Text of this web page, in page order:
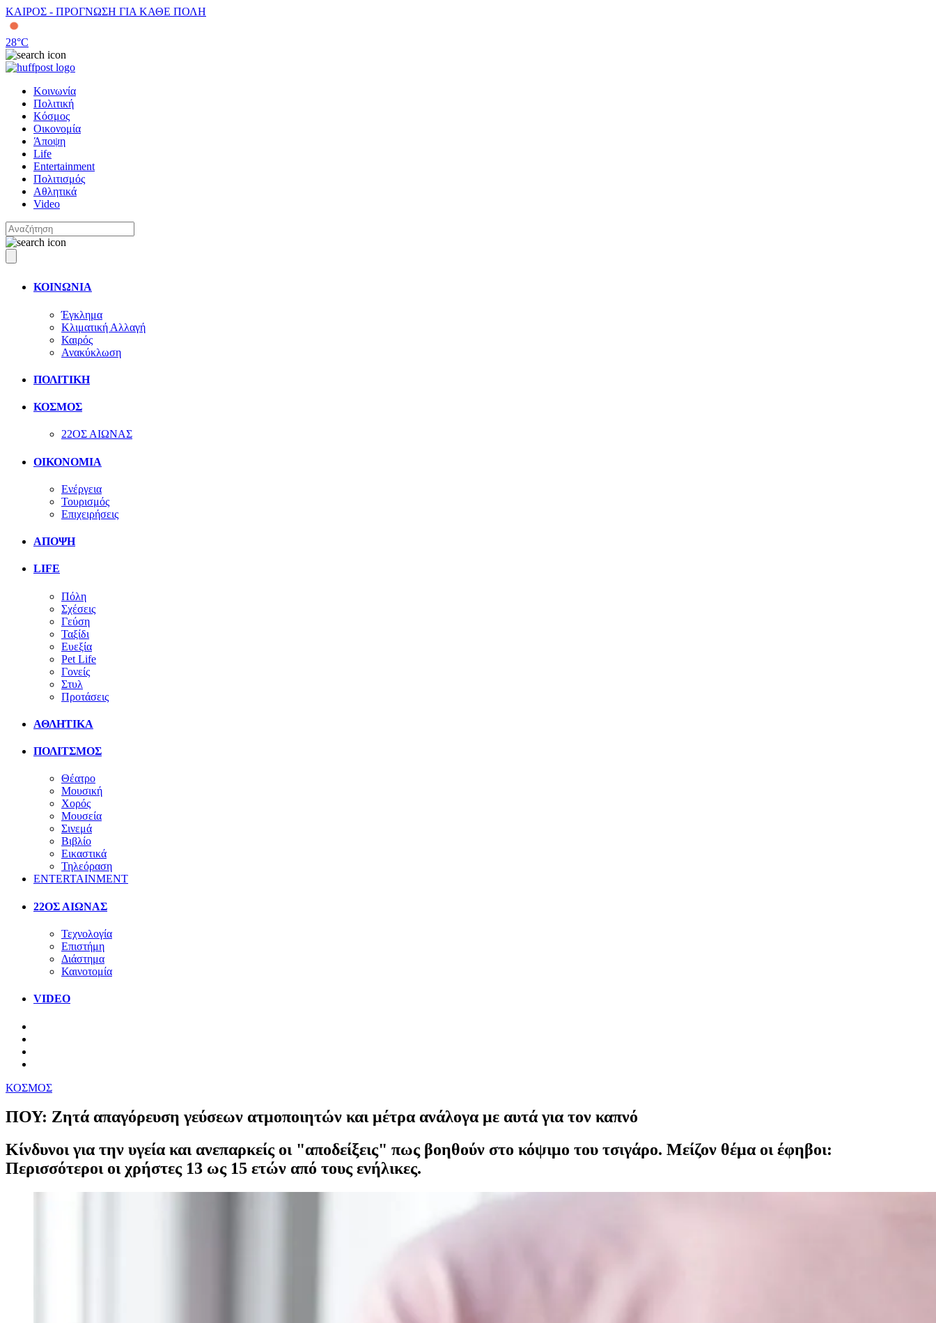
ΚΑΙΡΟΣ - ΠΡΟΓΝΩΣΗ ΓΙΑ ΚΑΘΕ ΠΟΛΗ
28°C
Κοινωνία
Πολιτική
Κόσμος
Οικονομία
Άποψη
Life
Entertainment
Πολιτισμός
Αθλητικά
Video
ΚΟΙΝΩΝΙΑ
Έγκλημα
Κλιματική Αλλαγή
Καιρός
Ανακύκλωση
ΠΟΛΙΤΙΚΗ
ΚΟΣΜΟΣ
22ΟΣ ΑΙΩΝΑΣ
ΟΙΚΟΝΟΜΙΑ
Ενέργεια
Τουρισμός
Επιχειρήσεις
ΑΠΟΨΗ
LIFE
Πόλη
Σχέσεις
Γεύση
Ταξίδι
Ευεξία
Pet Life
Γονείς
Στυλ
Προτάσεις
ΑΘΛΗΤΙΚΑ
ΠΟΛΙΤΣΜΟΣ
Θέατρο
Μουσική
Χορός
Μουσεία
Σινεμά
Βιβλίο
Εικαστικά
Τηλεόραση
ENTERTAINMENT
22ΟΣ ΑΙΩΝΑΣ
Τεχνολογία
Επιστήμη
Διάστημα
Καινοτομία
VIDEO
ΚΟΣΜΟΣ
ΠΟΥ: Ζητά απαγόρευση γεύσεων ατμοποιητών και μέτρα ανάλογα με αυτά για τον καπνό
Κίνδυνοι για την υγεία και ανεπαρκείς οι "αποδείξεις" πως βοηθούν στο κόψιμο του τσιγάρο. Μείζον θέμα οι έφηβοι:
Περισσότεροι οι χρήστες 13 ως 15 ετών από τους ενήλικες.